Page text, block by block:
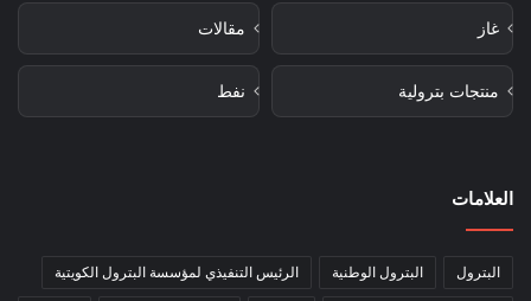
غاز مقالات
منتجات بترولية نفط
العلامات
البترول البترول الوطنية الرئيس التنفيذي لمؤسسة البترول الكويتية